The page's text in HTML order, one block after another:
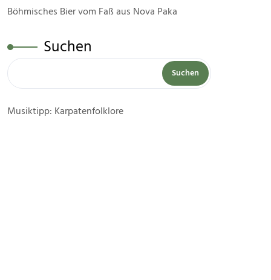
Böhmisches Bier vom Faß aus Nova Paka
Suchen
Suchen
Musiktipp: Karpatenfolklore